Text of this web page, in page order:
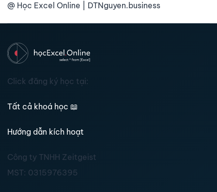
@ Học Excel Online | DTNguyen.business
Click đăng ký học tại:
Tất cả khoá học 📖
Hướng dẫn kích hoạt
Công ty TNHH Zeitgeist
MST: 0315976395